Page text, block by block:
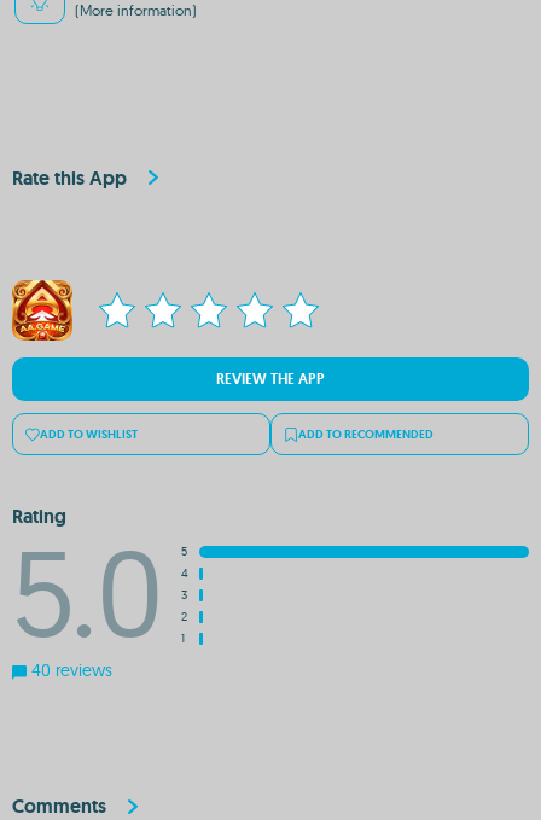
(More information)
Rate this App
REVIEW THE APP
ADD TO WISHLIST ADD TO RECOMMENDED
Rating
5.0
5
4
3
2
1
40 reviews
Comments